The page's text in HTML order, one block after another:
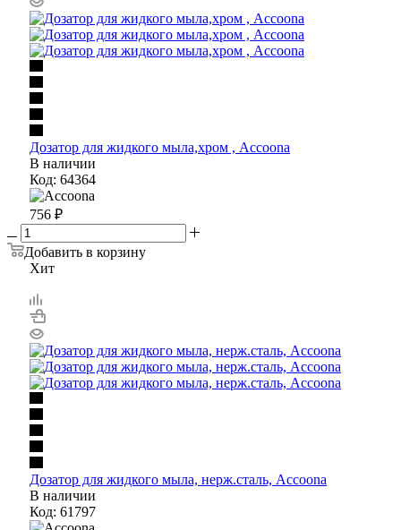
Дозатор для жидкого мыла,хром , Accoona
В наличии
Код: 64364
756 ₽
Добавить в корзину
Хит
Дозатор для жидкого мыла, нерж.сталь, Accoona
В наличии
Код: 61797